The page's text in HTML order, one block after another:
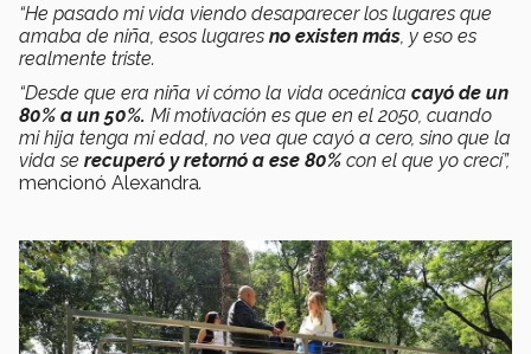
“He pasado mi vida viendo desaparecer los lugares que
amaba de niña, esos lugares no existen más, y eso es
realmente triste.
“Desde que era niña vi cómo la vida oceánica cayó de un
80% a un 50%. Mi motivación es que en el 2050, cuando
mi hija tenga mi edad, no vea que cayó a cero, sino que la
vida se recuperó y retornó a ese 80% con el que yo crecí”,
mencionó Alexandra.